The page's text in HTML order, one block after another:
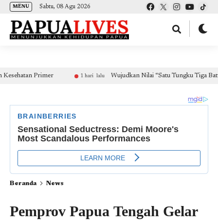
(self.SWG_BASIC = self.SWG_BASIC || []).push( basicSubscriptions => {
basicSubscriptions.init({ type: "NewsArticle", isPartOfType: ["Product"], isPartOfProductId:
MENU Sabtu, 08 Agu 2026
Primer 1 hari lalu Wujudkan Nilai “Satu Tungku Tiga Batu”,
Beranda News
Pemprov Papua Tengah Gelar